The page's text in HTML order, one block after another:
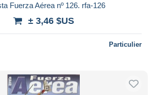
Fuerza Aérea nº 126. rfa-126
± 3,46 $US
Particulier